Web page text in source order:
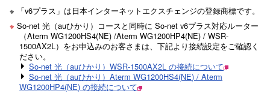
※ 「v6プラス」は日本インターネットエクスチェンジの登録商標です。
※ So-net 光（auひかり）コースと同時に So-net v6プラス対応ルーター
（Aterm WG1200HS4(NE) /Aterm WG1200HP4(NE) / WSR-
1500AX2L）をお申込みのお客さまは、下記より接続設定をご確認く
ださい。
So-net 光（auひかり）WSR-1500AX2L の接続について
So-net 光（auひかり）Aterm WG1200HS4(NE) / Aterm
WG1200HP4(NE) の接続について